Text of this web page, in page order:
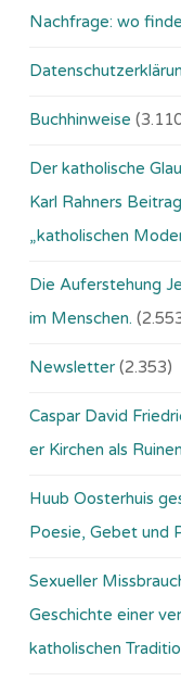
Nachfrage: wo
Buchhinweise
Der katholische
Karl Rahners
„katholischen
Die Auferstehung
im Menschen.
Newsletter (2.353)
Caspar David
er Kirchen als
Huub Oosterhuis
Poesie, Gebet und
Sexueller
Geschichte einer
katholischen